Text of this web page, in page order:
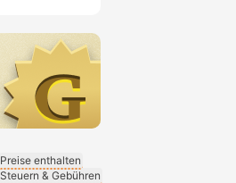
Preise enthalten
Steuern & Gebühren